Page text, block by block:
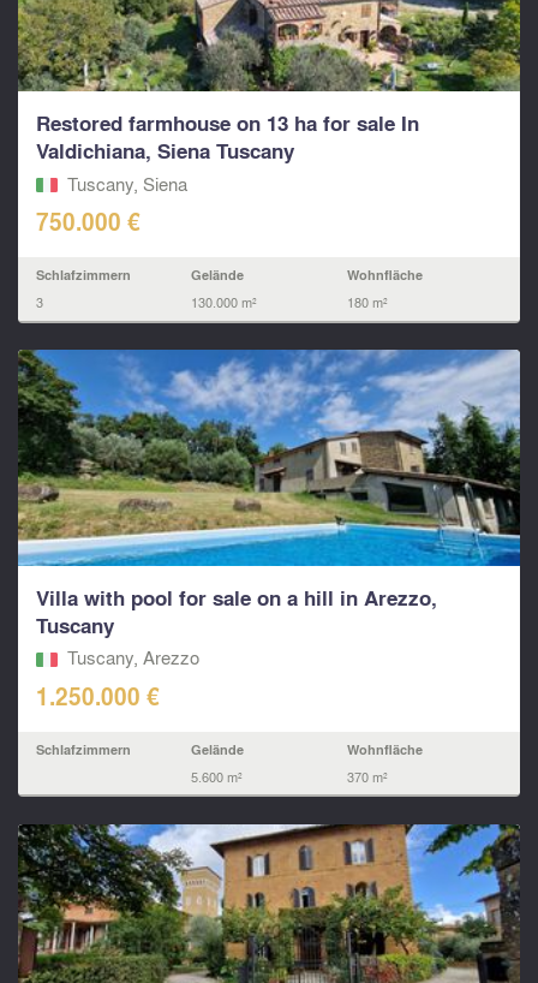
Restored farmhouse on 13 ha for sale In
Valdichiana, Siena Tuscany
Tuscany, Siena
750.000 €
Schlafzimmern
3
Gelände
130.000 m²
Wohnfläche
180 m²
Villa with pool for sale on a hill in Arezzo,
Tuscany
Tuscany, Arezzo
1.250.000 €
Schlafzimmern Gelände
5.600 m²
Wohnfläche
370 m²